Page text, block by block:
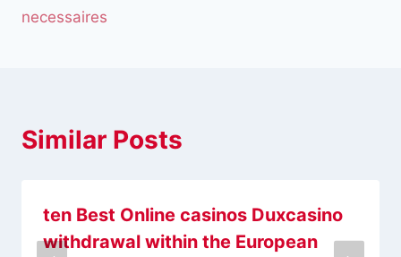
necessaires
Similar Posts
ten Best Online casinos Duxcasino
withdrawal within the European